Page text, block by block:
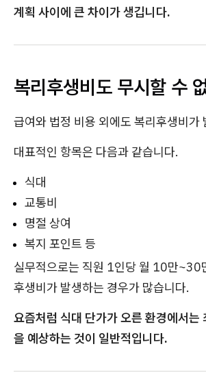
계획 사이에 큰 차이가 생깁니다.
복리후생비도 무시할 수
급여와 법정 비용 외에도 복리후생비가
대표적인 항목은 다음과 같습니다.
식대
교통비
명절 상여
복지 포인트 등
실무적으로는 직원 1인당 월 10만~30
후생비가 발생하는 경우가 많습니다.
요즘처럼 식대 단가가 오른 환경에서는
을 예상하는 것이 일반적입니다.